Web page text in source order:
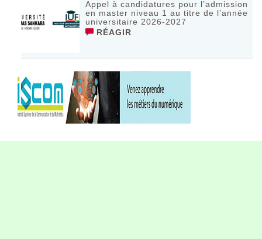
Appel à candidatures pour l’admission
en master niveau 1 au titre de l’année
universitaire 2026-2027
RÉAGIR